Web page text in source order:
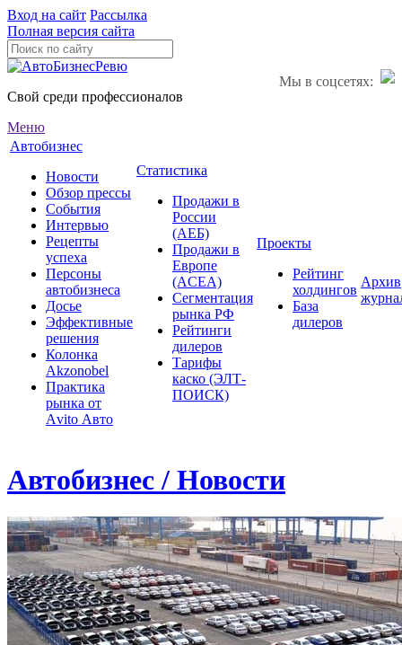
Вход на сайт Рассылка
Полная версия сайта
Мы в соцсетях:
Свой среди профессионалов
Меню
Автобизнес
Новости
Обзор прессы
События
Интервью
Рецепты
успеха
Персоны
автобизнеса
Досье
Эффективные
решения
Колонка
Akzonobel
Практика
рынка от
Аvito Авто
Статистика
Продажи в
России
(АЕБ)
Продажи в
Европе
(ACEA)
Сегментация
рынка РФ
Рейтинги
дилеров
Тарифы
каско (ЭЛТ-
ПОИСК)
Проекты
Рейтинг
холдингов
База
дилеров
Архив
Автобизнес / Новости